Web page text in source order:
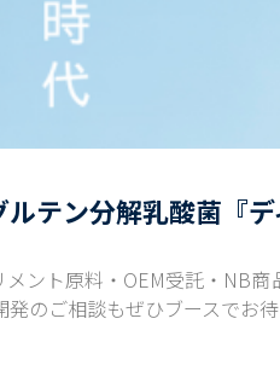
テン分解乳酸菌『デ
ント原料・OEM受託・NB
のご相談もぜひブースでお待